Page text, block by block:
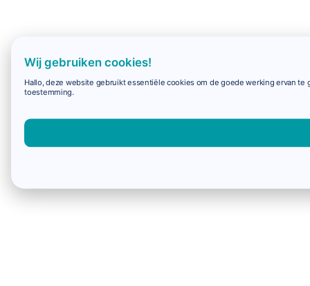
Wij gebruiken cookies!
Hallo, deze website gebruikt essentiële cookies om de goede werking ervan
toestemming.